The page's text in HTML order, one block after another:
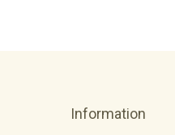
Information